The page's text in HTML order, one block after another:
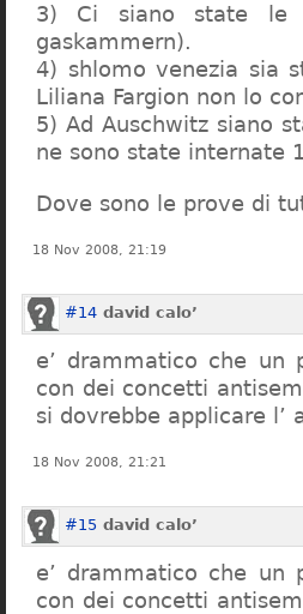
3) Ci siano state le
gaskammern).
4) shlomo venezia sia
Liliana Fargion non lo
5) Ad Auschwitz siano
ne sono state internate
Dove sono le prove di
18 Nov 2008, 21:19
#14 david calo’
e’ drammatico che un
con dei concetti
si dovrebbe applicare
18 Nov 2008, 21:21
#15 david calo’
e’ drammatico che un
con dei concetti